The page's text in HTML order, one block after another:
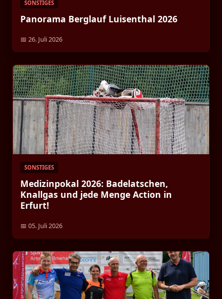
SONSTIGES
Panorama Berglauf Luisenthal 2026
📅 26. Juli 2026
SONSTIGES
Medizinpokal 2026: Badelatschen,
Knallgas und jede Menge Action in
Erfurt!
📅 05. Juli 2026